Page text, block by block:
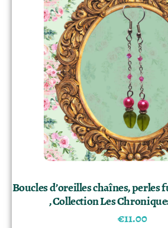
Boucles d’oreilles chaînes, perles
, Collection Les
€11.00